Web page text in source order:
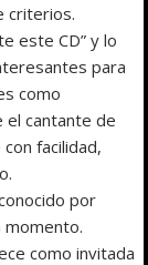
criterios.
este CD” y lo
para
como
el cantante de
facilidad,
por
momento.
como invitada